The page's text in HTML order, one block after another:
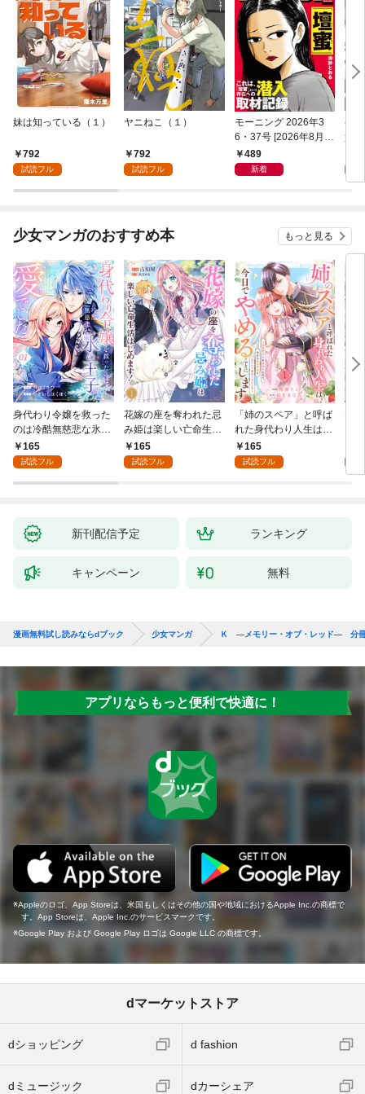
妹は知っている（１）
792
試読フル
ヤニねこ（１）
792
試読フル
モーニング 2026年3
6・37号 [2026年8月6
日発売]
489
新着
ゲ
貴
を
し
少女マンガのおすすめ本 もっと見る
身代わり令嬢を救った
のは冷酷無慈悲な氷の
王子の愛でした１
165
試読フル
花嫁の座を奪われた忌
み姫は楽しい亡命生活
はじめます！１
165
試読フル
「姉のスペア」と呼ば
れた身代わり人生は、
今日でやめることにし
ます～辺境で自由を満
165
試読フル
新刊配信予定 ランキング
キャンペーン 無料
漫画無料試し読みならdブック 少女マンガ Ｋ ―メモリー・オブ・レッド― 分
アプリならもっと便利で快適に！
Appleのロゴ、App Storeは、米国もしくはその他の国や地域におけるApple Inc.の商標で
す。App Storeは、Apple Inc.のサービスマークです。
Google Play および Google Play ロゴは Google LLC の商標です。
dマーケットストア
dショッピング d fashion
dミュージック dカーシェア